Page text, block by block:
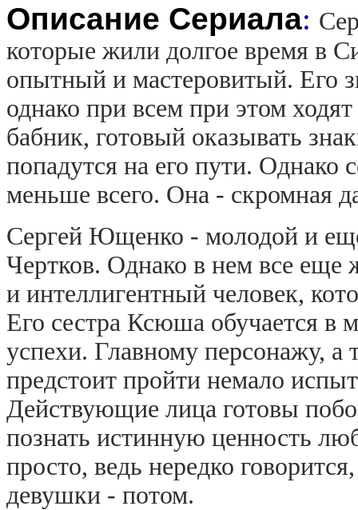
Описание Сериала:
которые жили долгое время в
опытный и мастеровитый. Его
однако при всем при этом
бабник, готовый оказывать
попадутся на его пути. Однако
меньше всего. Она - скромная
Сергей Ющенко - молодой и
Чертков. Однако в нем все еще
и интеллигентный человек,
Его сестра Ксюша обучается в
успехи. Главному персонажу, а
предстоит пройти немало
Действующие лица готовы
познать истинную ценность
просто, ведь нередко
девушки - потом.